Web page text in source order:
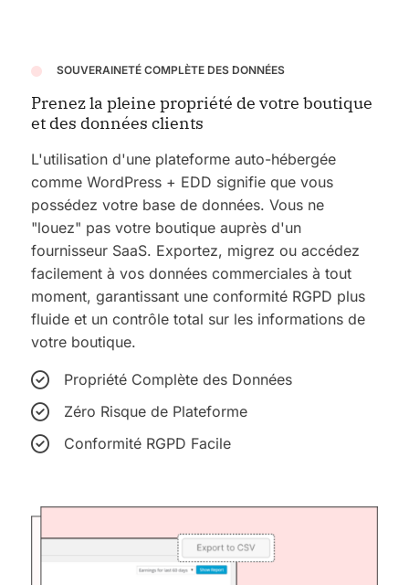
SOUVERAINETÉ COMPLÈTE DES DONNÉES
Prenez la pleine propriété de votre boutique
et des données clients
L'utilisation d'une plateforme auto-hébergée
comme WordPress + EDD signifie que vous
possédez votre base de données. Vous ne
"louez" pas votre boutique auprès d'un
fournisseur SaaS. Exportez, migrez ou accédez
facilement à vos données commerciales à tout
moment, garantissant une conformité RGPD plus
fluide et un contrôle total sur les informations de
votre boutique.
Propriété Complète des Données
Zéro Risque de Plateforme
Conformité RGPD Facile